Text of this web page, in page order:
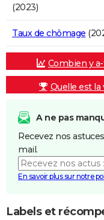
(2023)
Taux de chômage
Combien y
Quelle est la
A ne pas
Recevez nos
mail.
En savoir plus sur notre
Labels et